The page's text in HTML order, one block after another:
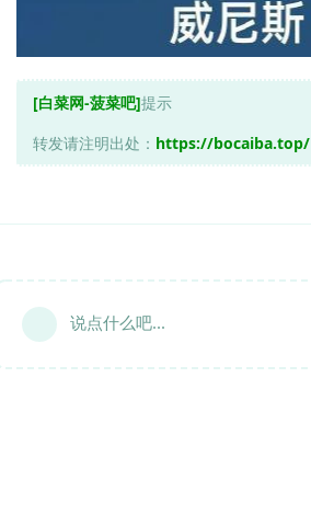
[白菜网-菠菜吧]提示
转发请注明出处： https://bocaiba.top/
说点什么吧...